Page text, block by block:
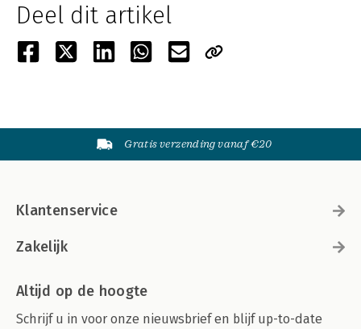
Deel dit artikel
Gratis verzending vanaf €20
Klantenservice
Zakelijk
Altijd op de hoogte
Schrijf u in voor onze nieuwsbrief en blijf up-to-date